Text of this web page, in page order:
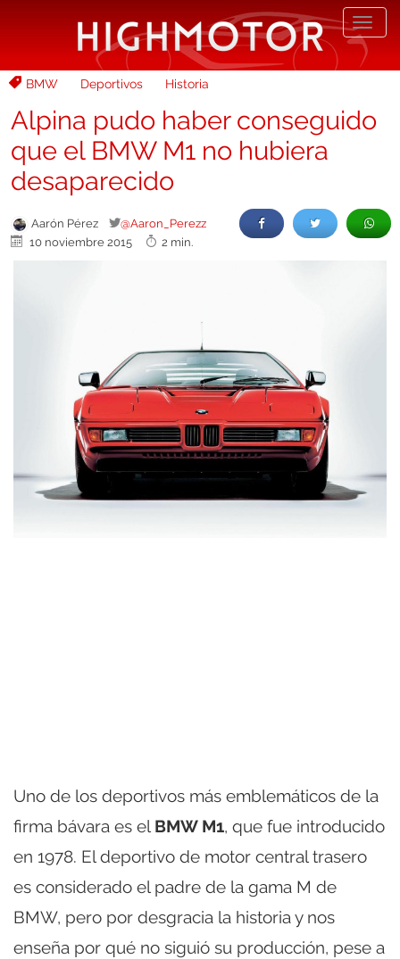
BMW Deportivos Historia
Alpina pudo haber conseguido
que el BMW M1 no hubiera
desaparecido
Aarón Pérez
@Aaron_Perezz
10 noviembre 2015
2 min.
Uno de los deportivos más emblemáticos de la
firma bávara es el BMW M1, que fue introducido
en 1978. El deportivo de motor central trasero
es considerado el padre de la gama M de
BMW, pero por desgracia la historia y nos
enseña por qué no siguió su producción, pese a